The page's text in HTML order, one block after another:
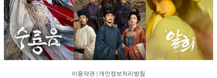
이용약관 개인정보처리방침